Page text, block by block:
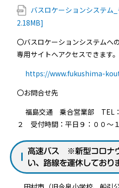
バスロケーションシステム
2.18MB]
〇バスロケーションシステムへ
専用サイトへアクセスできます。
https://www.fukushima-
〇お問合せ先
福島交通 乗合営業部 TEL：
２ 受付時間：平日９：００～
高速バス ※新型コロナ
い、路線を運休しており